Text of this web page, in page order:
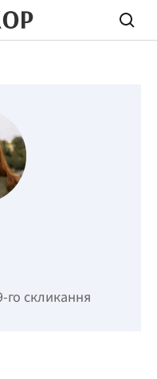
го скликання